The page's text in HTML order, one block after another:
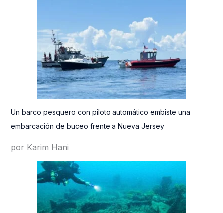
Un barco pesquero con piloto automático embiste una
embarcación de buceo frente a Nueva Jersey
por Karim Hani